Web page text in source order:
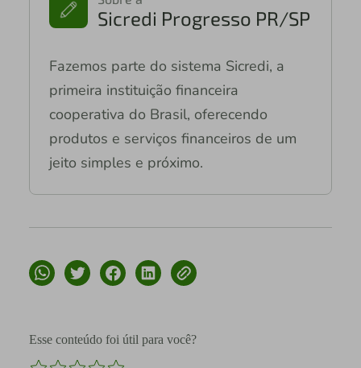
Sicredi Progresso PR/SP
Fazemos parte do sistema Sicredi, a
primeira instituição financeira
cooperativa do Brasil, oferecendo
produtos e serviços financeiros de um
jeito simples e próximo.
Esse conteúdo foi útil para você?